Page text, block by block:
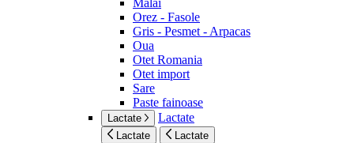
Malai
Orez - Fasole
Gris - Pesmet - Arpacas
Oua
Otet Romania
Otet import
Sare
Paste fainoase
Lactate Lactate
Lactate Lactate